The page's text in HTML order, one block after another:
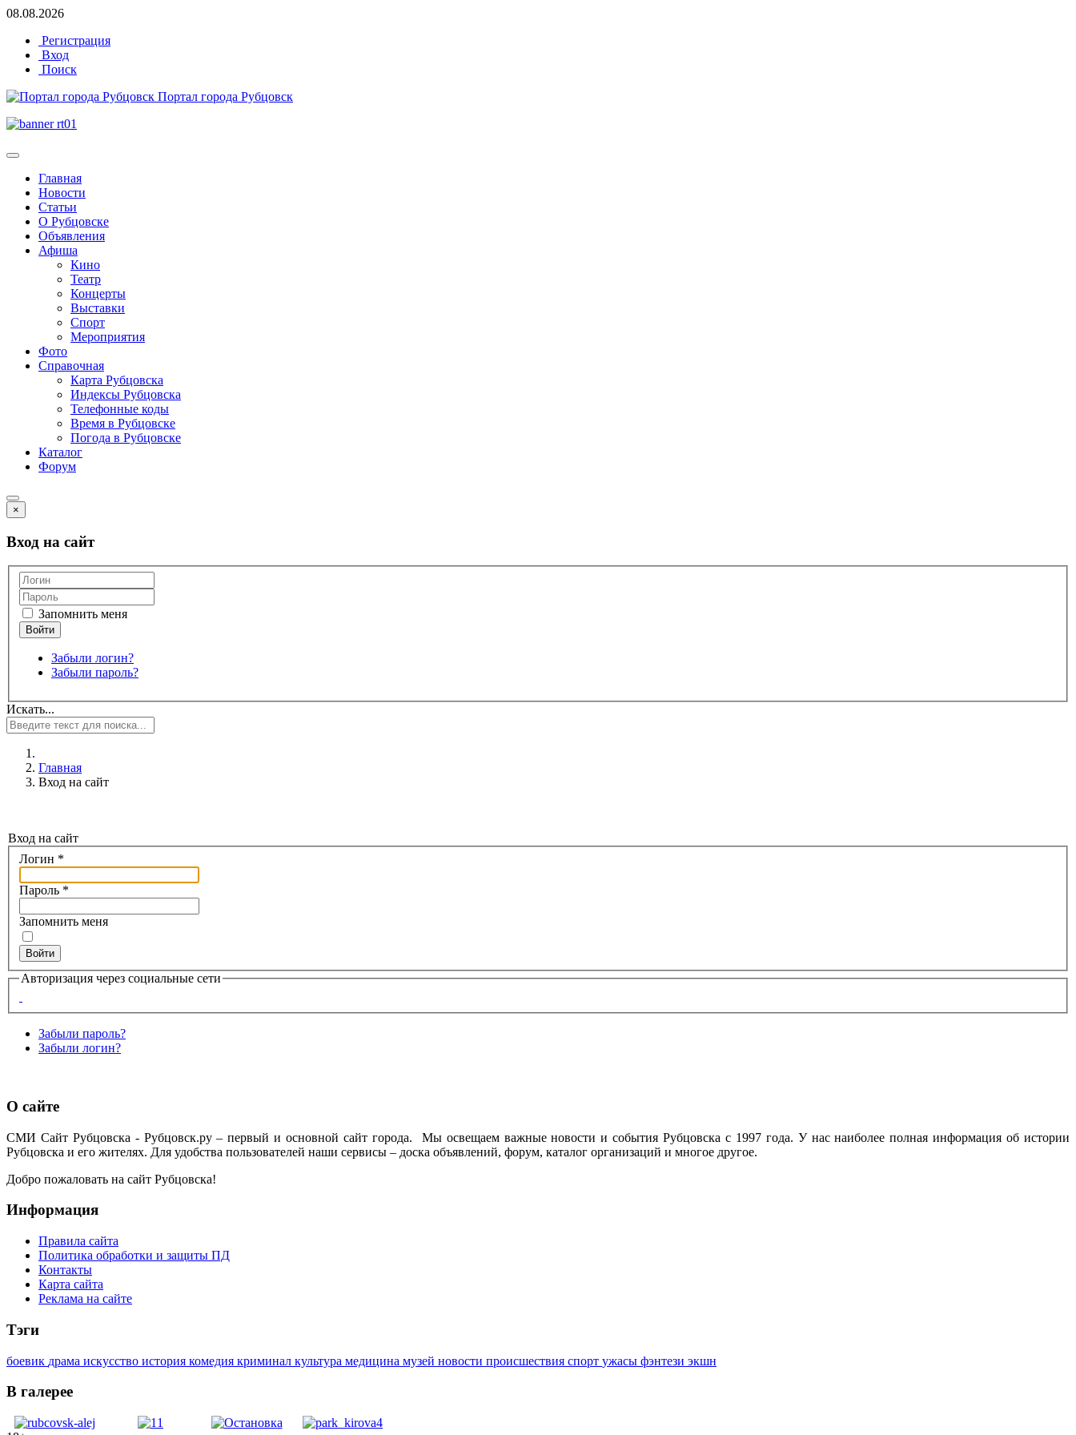
08.08.2026
Регистрация
Вход
Поиск
Портал города Рубцовск
Главная
Новости
Статьи
О Рубцовске
Объявления
Афиша
Кино
Театр
Концерты
Выставки
Спорт
Мероприятия
Фото
Справочная
Карта Рубцовска
Индексы Рубцовска
Телефонные коды
Время в Рубцовске
Погода в Рубцовске
Каталог
Форум
×
Вход на сайт
Запомнить меня
Забыли логин?
Забыли пароль?
Искать...
Главная
Вход на сайт
Вход на сайт
Логин *
Пароль *
Запомнить меня
Войти
Авторизация через социальные сети
Забыли пароль?
Забыли логин?
О сайте
СМИ Сайт Рубцовска - Рубцовск.ру – первый и основной сайт города. Мы освещаем важные новости и события Рубцовска с 1997 года. У нас наиболее полная информация об истории
Рубцовска и его жителях. Для удобства пользователей наши сервисы – доска объявлений, форум, каталог организаций и многое другое.
Добро пожаловать на сайт Рубцовска!
Информация
Правила сайта
Политика обработки и защиты ПД
Контакты
Карта сайта
Реклама на сайте
Тэги
боевик драма искусство история комедия криминал культура медицина музей новости происшествия спорт ужасы фэнтези экшн
В галерее